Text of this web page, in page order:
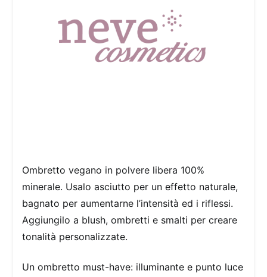
Ombretto vegano in polvere libera 100%
minerale. Usalo asciutto per un effetto naturale,
bagnato per aumentarne l’intensità ed i riflessi.
Aggiungilo a blush, ombretti e smalti per creare
tonalità personalizzate.
Un ombretto must-have: illuminante e punto luce